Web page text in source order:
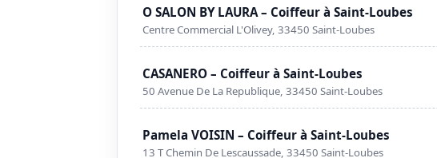
O SALON BY LAURA – Coiffeur à Saint-Loubes
Centre Commercial L'Olivey, 33450 Saint-Loubes
CASANERO – Coiffeur à Saint-Loubes
50 Avenue De La Republique, 33450 Saint-Loubes
Pamela VOISIN – Coiffeur à Saint-Loubes
13 T Chemin De Lescaussade, 33450 Saint-Loubes